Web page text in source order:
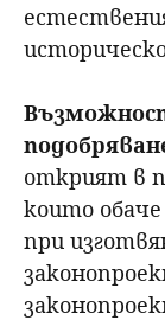
открият в
които
при